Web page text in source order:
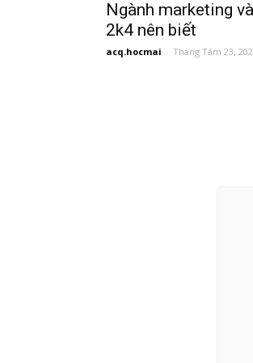
Ngành marketing
2k4 nên biết
acq.hocmai - Tháng Tám 23,